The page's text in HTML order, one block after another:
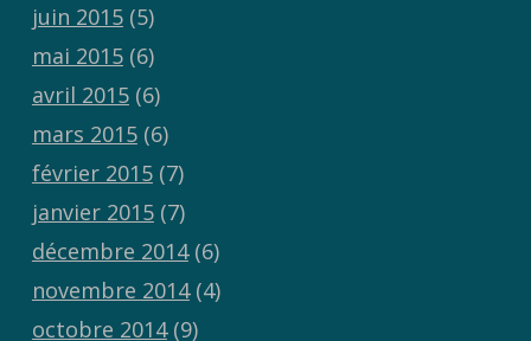
juin 2015(5)
mai 2015(6)
avril 2015(6)
mars 2015(6)
février 2015(7)
janvier 2015(7)
décembre 2014(6)
novembre 2014(4)
octobre 2014(9)